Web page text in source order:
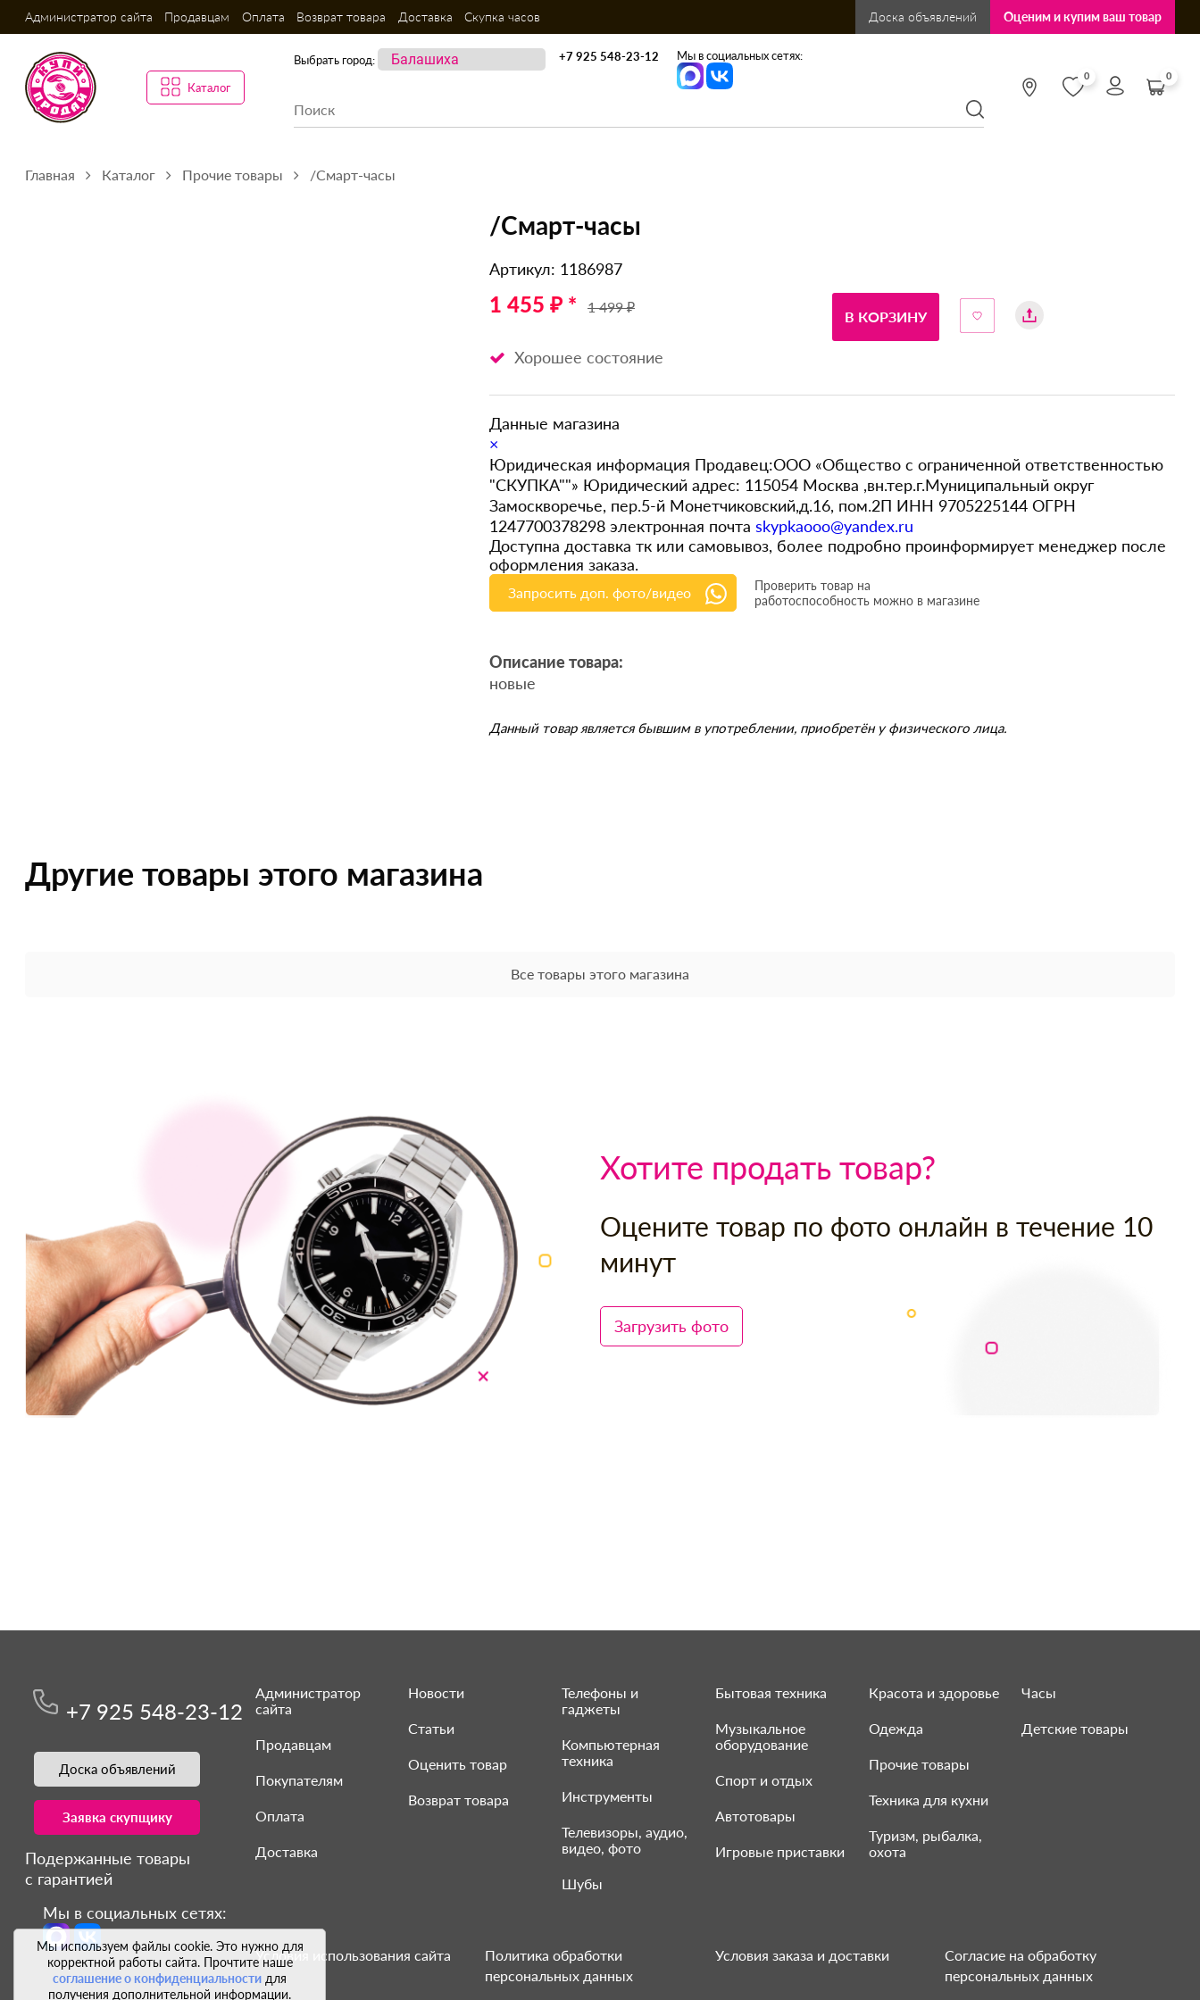
Администратор сайта Продавцам Оплата Возврат товара Доставка Скупка часов Доска объявлений Оценим и купим ваш товар
Каталог
Выбрать город: +7 925 548-23-12 Мы в социальных сетях:
0 0
Главная Каталог Прочие товары /Смарт-часы
/Смарт-часы
Артикул: 1186987
1 455 ₽ * 1 499 ₽
Хорошее состояние
В КОРЗИНУ
Данные магазина
×
Юридическая информация Продавец:ООО «Общество с ограниченной ответственностью
"СКУПКА""» Юридический адрес: 115054 Москва ,вн.тер.г.Муниципальный округ
Замоскворечье, пер.5-й Монетчиковский,д.16, пом.2П ИНН 9705225144 ОГРН
1247700378298 электронная почта skypkaooo@yandex.ru
Доступна доставка тк или самовывоз, более подробно проинформирует менеджер после
оформления заказа.
Запросить доп. фото/видео
Проверить товар на
работоспособность можно в магазине
Описание товара:
новые
Данный товар является бывшим в употреблении, приобретён у физического лица.
Другие товары этого магазина
Все товары этого магазина
Хотите продать товар?
Оцените товар по фото онлайн в течение 10
минут
Загрузить фото
Мы используем файлы cookie. Это нужно для
корректной работы сайта. Прочтите наше
соглашение о конфиденциальности для
получения дополнительной информации.
+7 925 548-23-12
Доска объявлений
Заявка скупщику
Подержанные товары
с гарантией
Мы в социальных сетях:
Администратор
сайта
Продавцам
Покупателям
Оплата
Доставка
Новости
Статьи
Оценить товар
Возврат товара
Телефоны и
гаджеты
Компьютерная
техника
Инструменты
Телевизоры, аудио,
видео, фото
Шубы
Бытовая техника
Музыкальное
оборудование
Спорт и отдых
Автотовары
Игровые приставки
Красота и здоровье
Одежда
Прочие товары
Техника для кухни
Туризм, рыбалка,
охота
Часы
Детские товары
Условия использования сайта
Политика обработки
персональных данных
Условия заказа и доставки
Согласие на обработку
персональных данных